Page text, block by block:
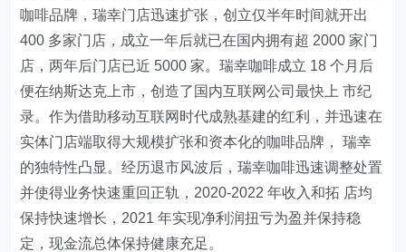
咖啡品牌，瑞幸门店迅速扩张，创立仅半年时间就开出
400 多家门店，成立一年后就已在国内拥有超 2000 家门
店，两年后门店已近 5000 家。瑞幸咖啡成立 18 个月后
便在纳斯达克上市，创造了国内互联网公司最快上 市纪
录。作为借助移动互联网时代成熟基建的红利，并迅速在
实体门店端取得大规模扩张和资本化的咖啡品牌， 瑞幸
的独特性凸显。经历退市风波后，瑞幸咖啡迅速调整处置
并使得业务快速重回正轨，2020-2022 年收入和拓 店均
保持快速增长，2021 年实现净利润扭亏为盈并保持稳
定，现金流总体保持健康充足。